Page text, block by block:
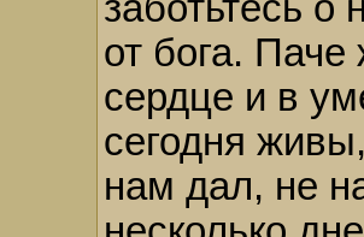
от бога. Паче
сердце и в
сегодня
нам дал, не